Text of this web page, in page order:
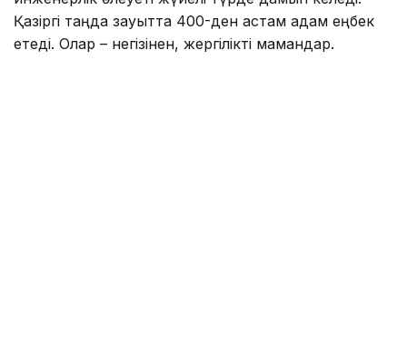
Қазіргі таңда зауытта 400-ден астам адам еңбек
етеді. Олар – негізінен, жергілікті мамандар.